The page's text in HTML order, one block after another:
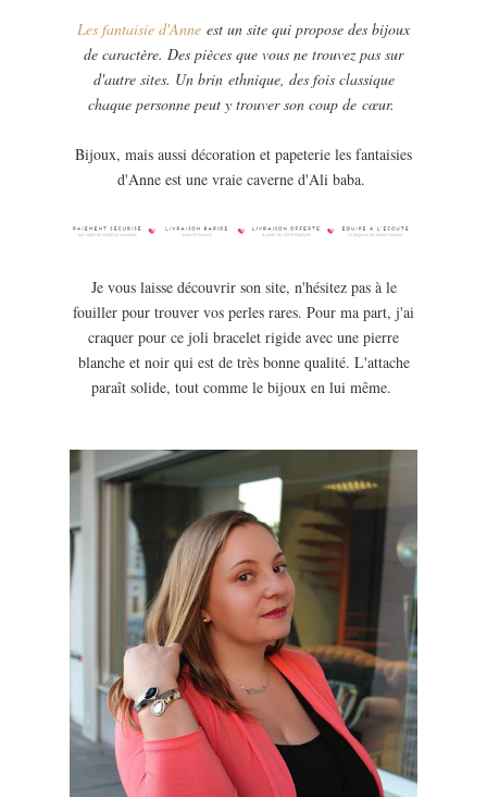
Les fantaisie d'Anne est un site qui propose des bijoux
de caractère. Des pièces que vous ne trouvez pas sur
d'autre sites. Un brin ethnique, des fois classique
chaque personne peut y trouver son coup de cœur.
Bijoux, mais aussi décoration et papeterie les fantaisies
d'Anne est une vraie caverne d'Ali baba.
Je vous laisse découvrir son site, n'hésitez pas à le
fouiller pour trouver vos perles rares. Pour ma part, j'ai
craquer pour ce joli bracelet rigide avec une pierre
blanche et noir qui est de très bonne qualité. L'attache
paraît solide, tout comme le bijoux en lui même.